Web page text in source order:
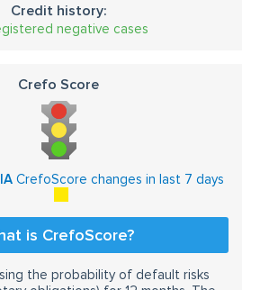
Credit history:
negative cases
Crefo Score
CrefoScore changes in last 7 days
is CrefoScore?
the probability of default risks